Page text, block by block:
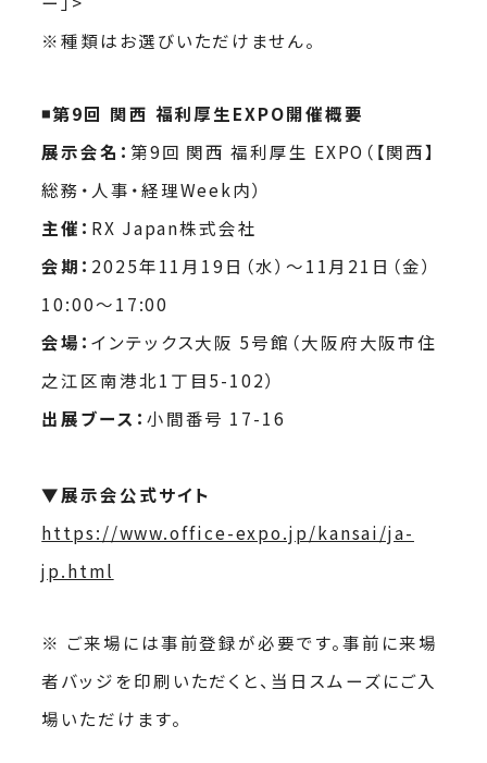
※種類はお選びいただけません。
◾️第9回 関西 福利厚生EXPO開催概要
展示会名： 第9回 関西 福利厚生 EXPO（【関西】
総務・人事・経理Week内）
主催： RX Japan株式会社
会期： 2025年11月19日（水）〜11月21日（金）
10:00〜17:00
会場： インテックス大阪 5号館（大阪府大阪市住
之江区南港北1丁目5-102）
出展ブース： 小間番号 17-16
▼展示会公式サイト
https://www.office-expo.jp/kansai/ja-
jp.html
※ ご来場には事前登録が必要です。事前に来場
者バッジを印刷いただくと、当日スムーズにご入
場いただけます。